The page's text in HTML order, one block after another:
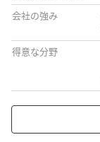
会社の強み
得意な分野